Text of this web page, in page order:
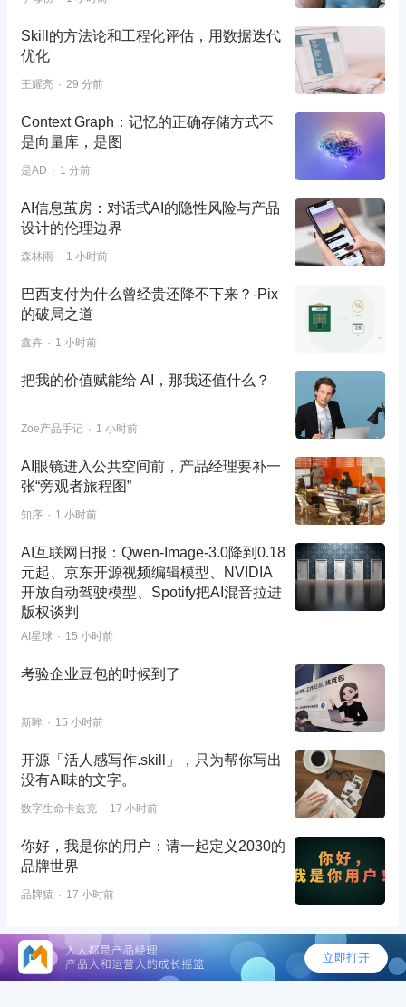
Skill的方法论和工程化评估，用数据迭代
优化
王耀亮 29 分前
Context Graph：记忆的正确存储方式不
是向量库，是图
是AD 1 分前
AI信息茧房：对话式AI的隐性风险与产品
设计的伦理边界
森林雨 1 小时前
巴西支付为什么曾经贵还降不下来？-Pix
的破局之道
鑫卉 1 小时前
把我的价值赋能给 AI，那我还值什么？
Zoe产品手记 1 小时前
AI眼镜进入公共空间前，产品经理要补一
张“旁观者旅程图”
知序 1 小时前
AI互联网日报：Qwen-Image-3.0降到0.18
元起、京东开源视频编辑模型、NVIDIA
开放自动驾驶模型、Spotify把AI混音拉进
版权谈判
AI星球 15 小时前
考验企业豆包的时候到了
新眸 15 小时前
开源「活人感写作.skill」，只为帮你写出
没有AI味的文字。
数字生命卡兹克 17 小时前
你好，我是你的用户：请一起定义2030的
品牌世界
品牌猿 17 小时前
©2026 - 人人都是产品经理